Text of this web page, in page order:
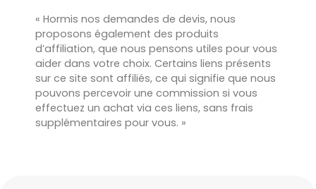
« Hormis nos demandes de devis, nous
proposons également des produits
d’affiliation, que nous pensons utiles pour vous
aider dans votre choix. Certains liens présents
sur ce site sont affiliés, ce qui signifie que nous
pouvons percevoir une commission si vous
effectuez un achat via ces liens, sans frais
supplémentaires pour vous. »